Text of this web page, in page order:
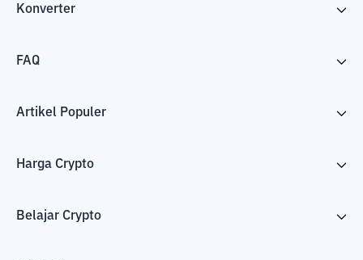
Konverter
FAQ
Artikel Populer
Harga Crypto
Belajar Crypto